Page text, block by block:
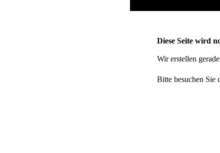
Diese Seite wird
Wir erstellen
Bitte besuchen Sie